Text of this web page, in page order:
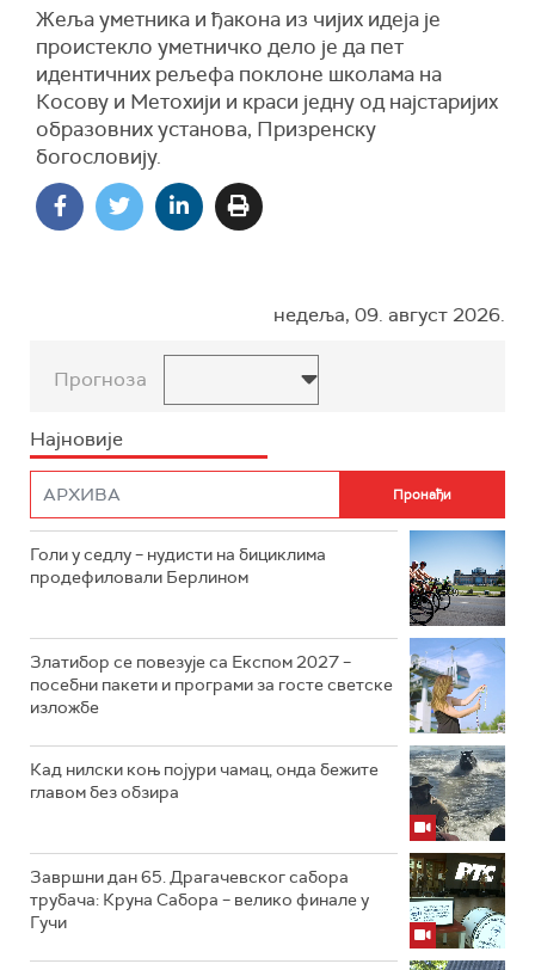
Жеља уметника и ђакона из чијих идеја је
проистекло уметничко дело је да пет
идентичних рељефа поклоне школама на
Косову и Метохији и краси једну од најстаријих
образовних установа, Призренску
богословију.
недеља, 09. август 2026.
Прогноза
Најновије
Голи у седлу – нудисти на бициклима
продефиловали Берлином
Златибор се повезује са Експом 2027 –
посебни пакети и програми за госте светске
изложбе
Кад нилски коњ појури чамац, онда бежите
главом без обзира
Завршни дан 65. Драгачевског сабора
трубача: Круна Сабора – велико финале у
Гучи